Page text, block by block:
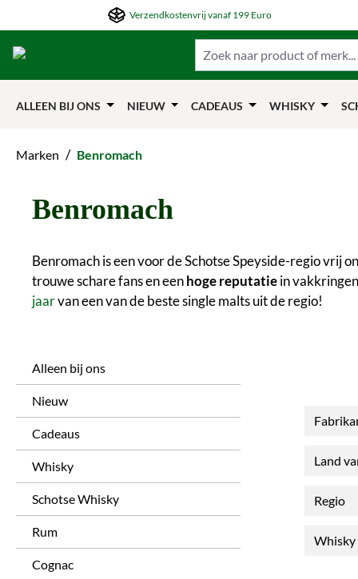
de hoofdinhoud springen
Naar de zoekfunctie springen
Naar de hoofdnavigation springen
Verzendkostenvrij vanaf 199 Euro
ALLEEN BIJ ONS NIEUW CADEAUS WHISKY
Marken / Benromach
Benromach
Benromach is een voor de Schotse Speyside-regio vrij
trouwe schare fans en eenhoge reputatiein
jaarvan een van de beste single malts uit de regio!
Alleen bij ons
Nieuw
Cadeaus
Whisky
Schotse Whisky
Rum
Cognac
Land
Regio
Whisky